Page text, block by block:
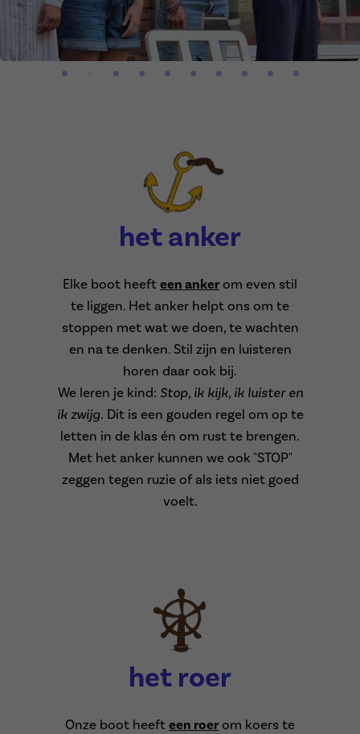
het anker
Elke boot heeft een ankerom even stil
te liggen. Het anker helpt ons om te
stoppen met wat we doen, te wachten
en na te denken. Stil zijn en luisteren
horen daar ook bij.
We leren je kind: Stop, ik kijk, ik luister en
ik zwijg. Dit is een gouden regel om op te
letten in de klas én om rust te brengen.
Met het anker kunnen we ook "STOP"
zeggen tegen ruzie of als iets niet goed
voelt.
het roer
Onze boot heeft een roerom koers te